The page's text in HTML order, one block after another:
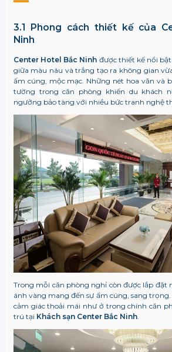
3.1 Phong cách thiết kế của
Ninh
Center Hotel Bắc Ninh được thiết kế nổi
giữa màu nâu và trắng tạo ra không gian
ấm cúng, mộc mạc. Những nét hoa văn và
tường trong căn phòng khiến du khách
ngưỡng bảo tàng với nhiều bức tranh nghệ
Trong mỗi căn phòng nghỉ còn được lắp đặt
ánh vàng mang đến sự ấm cúng, sang trọng.
cảm giác thoải mái như ở trong chính căn
trú tại Khách sạn Center Bắc Ninh.